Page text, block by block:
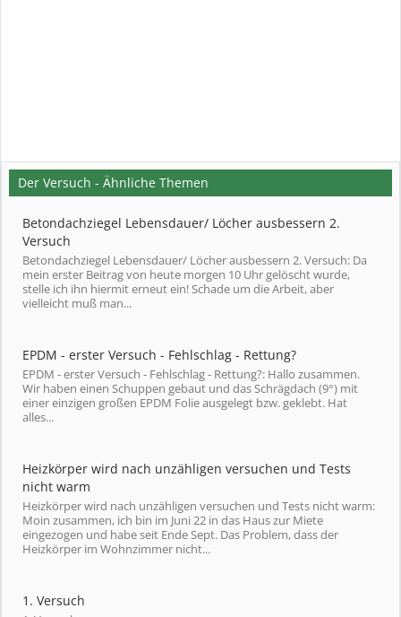
Der Versuch - Ähnliche Themen
Betondachziegel Lebensdauer/ Löcher ausbessern 2.
Versuch
Betondachziegel Lebensdauer/ Löcher ausbessern 2. Versuch: Da
mein erster Beitrag von heute morgen 10 Uhr gelöscht wurde,
stelle ich ihn hiermit erneut ein! Schade um die Arbeit, aber
vielleicht muß man...
EPDM - erster Versuch - Fehlschlag - Rettung?
EPDM - erster Versuch - Fehlschlag - Rettung?: Hallo zusammen.
Wir haben einen Schuppen gebaut und das Schrägdach (9°) mit
einer einzigen großen EPDM Folie ausgelegt bzw. geklebt. Hat
alles...
Heizkörper wird nach unzähligen versuchen und Tests
nicht warm
Heizkörper wird nach unzähligen versuchen und Tests nicht warm:
Moin zusammen, ich bin im Juni 22 in das Haus zur Miete
eingezogen und habe seit Ende Sept. Das Problem, dass der
Heizkörper im Wohnzimmer nicht...
1. Versuch